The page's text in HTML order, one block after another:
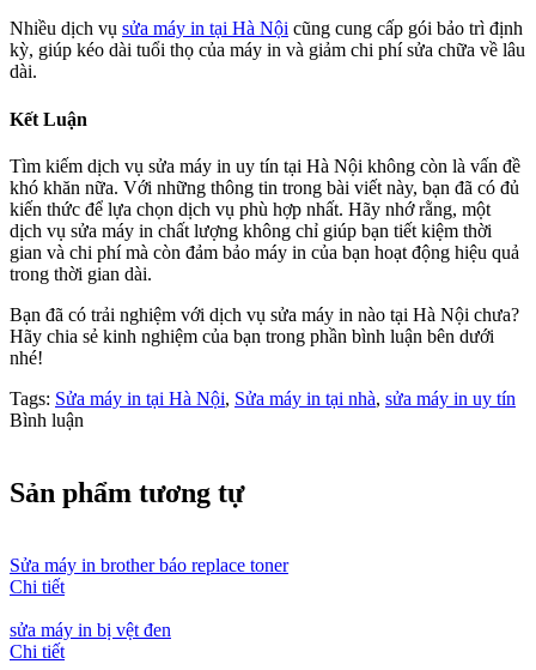
Nhiều dịch vụ sửa máy in tại Hà Nội cũng cung cấp gói bảo trì định
kỳ, giúp kéo dài tuổi thọ của máy in và giảm chi phí sửa chữa về lâu
dài.
Kết Luận
Tìm kiếm dịch vụ sửa máy in uy tín tại Hà Nội không còn là vấn đề
khó khăn nữa. Với những thông tin trong bài viết này, bạn đã có đủ
kiến thức để lựa chọn dịch vụ phù hợp nhất. Hãy nhớ rằng, một
dịch vụ sửa máy in chất lượng không chỉ giúp bạn tiết kiệm thời
gian và chi phí mà còn đảm bảo máy in của bạn hoạt động hiệu quả
trong thời gian dài.
Bạn đã có trải nghiệm với dịch vụ sửa máy in nào tại Hà Nội chưa?
Hãy chia sẻ kinh nghiệm của bạn trong phần bình luận bên dưới
nhé!
Tags: Sửa máy in tại Hà Nội, Sửa máy in tại nhà, sửa máy in uy tín
Bình luận
Sản phẩm tương tự
Sửa máy in brother báo replace toner
Chi tiết
sửa máy in bị vệt đen
Chi tiết